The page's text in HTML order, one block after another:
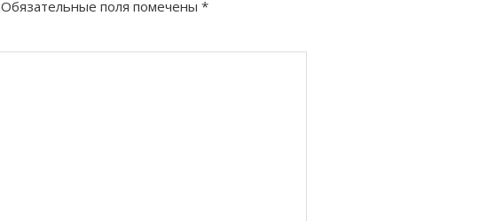
Обязательные поля помечены *